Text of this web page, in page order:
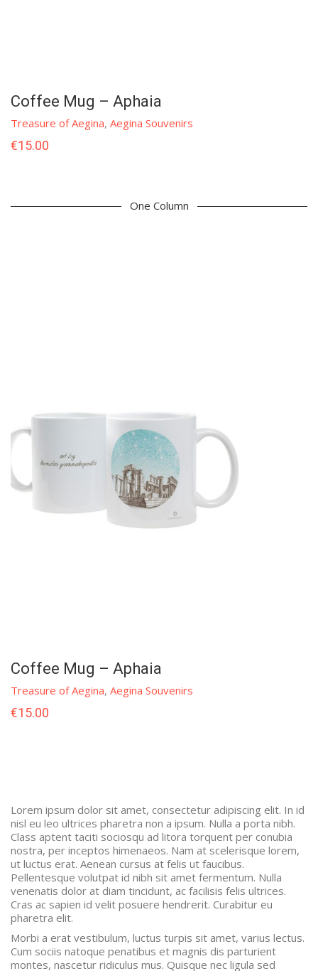
Coffee Mug – Aphaia
Treasure of Aegina, Aegina Souvenirs
€15.00
One Column
Coffee Mug – Aphaia
Treasure of Aegina, Aegina Souvenirs
€15.00
Lorem ipsum dolor sit amet, consectetur adipiscing elit. In id
nisl eu leo ultrices pharetra non a ipsum. Nulla a porta nibh.
Class aptent taciti sociosqu ad litora torquent per conubia
nostra, per inceptos himenaeos. Nam at scelerisque lorem,
ut luctus erat. Aenean cursus at felis ut faucibus.
Pellentesque volutpat id nibh sit amet fermentum. Nulla
venenatis dolor at diam tincidunt, ac facilisis felis ultrices.
Cras ac sapien id velit posuere hendrerit. Curabitur eu
pharetra elit.
Morbi a erat vestibulum, luctus turpis sit amet, varius lectus.
Cum sociis natoque penatibus et magnis dis parturient
montes, nascetur ridiculus mus. Quisque nec ligula sed